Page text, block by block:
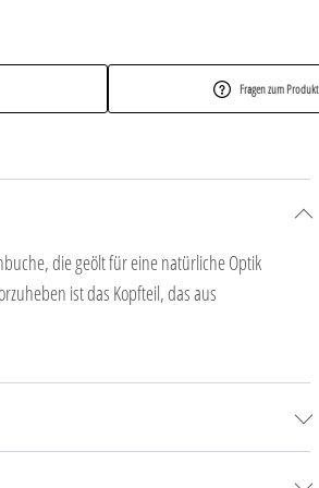
Fragen zum Produkt
die geölt für eine natürliche Optik
ist das Kopfteil, das aus